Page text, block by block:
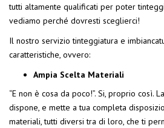
tutti altamente qualificati per poter
vediamo perché dovresti sceglierci!
Il nostro servizio tinteggiatura e
caratteristiche, ovvero:
Ampia Scelta Materiali
“E non è cosa da poco!”. Si, proprio così.
dispone, e mette a tua completa
materiali, tutti diversi tra di loro, che ti